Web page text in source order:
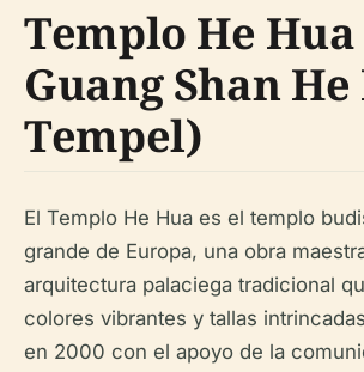
Templo He Hua
Guang Shan
Tempel)
El Templo He Hua es el templo
grande de Europa, una obra
arquitectura palaciega tradicional
colores vibrantes y tallas
en 2000 con el apoyo de la